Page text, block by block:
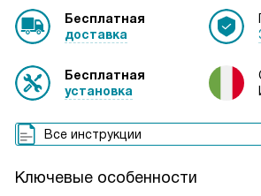
Бесплатная
доставка
Бесплатная
установка
Все инструкции
Ключевые особенности